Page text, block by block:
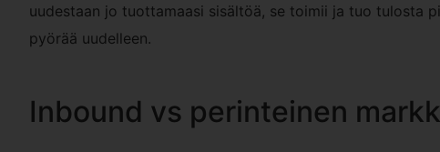
uudestaan jo tuottamaasi sisältöä, se toimii ja tuo tulosta
pyörää uudelleen.
Inbound vs perinteinen